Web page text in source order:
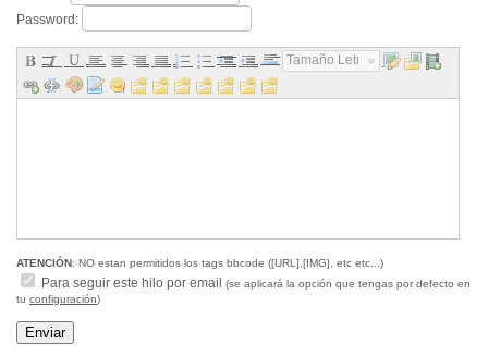
Password:
Tamaño Letra...
ATENCIÓN: NO estan permitidos los tags bbcode ([URL],[IMG], etc etc...)
Para seguir este hilo por email
(se aplicará la opción que tengas por defecto en
tu configuración)